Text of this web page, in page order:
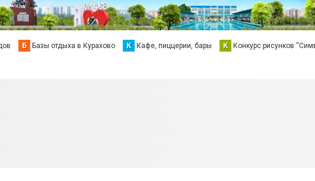
Б Базы отдыха в Курахово К Кафе, пиццерии, бары К Конкурс рисунков